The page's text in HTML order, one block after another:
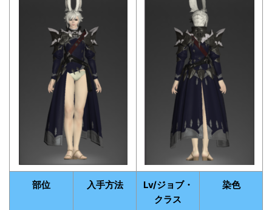
部位 入手方法
Lv/ジョブ・
クラス
染色